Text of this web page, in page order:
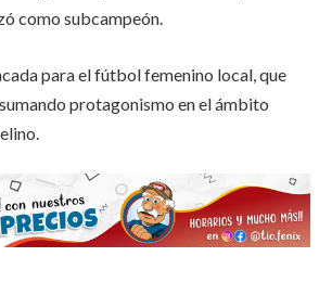
como subcampeón.
para el fútbol femenino local, que
protagonismo en el ámbito